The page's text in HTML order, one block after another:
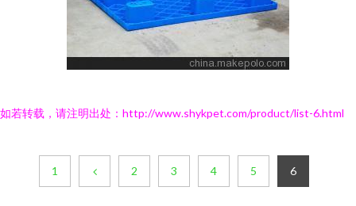
如若转载，请注明出处：http://www.shykpet.com/product/list-6.html
1 2 3 4 5 6